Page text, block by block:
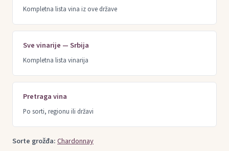
Kompletna lista vina iz ove države
Sve vinarije — Srbija
Kompletna lista vinarija
Pretraga vina
Po sorti, regionu ili državi
Sorte grožđa:Chardonnay